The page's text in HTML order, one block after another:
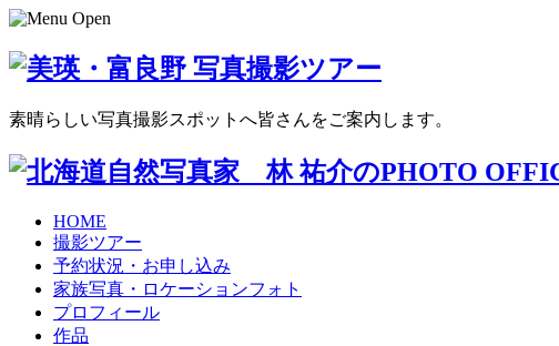
素晴らしい写真撮影スポットへ皆さんをご案内します。
HOME
撮影ツアー
予約状況・お申し込み
家族写真・ロケーションフォト
プロフィール
作品